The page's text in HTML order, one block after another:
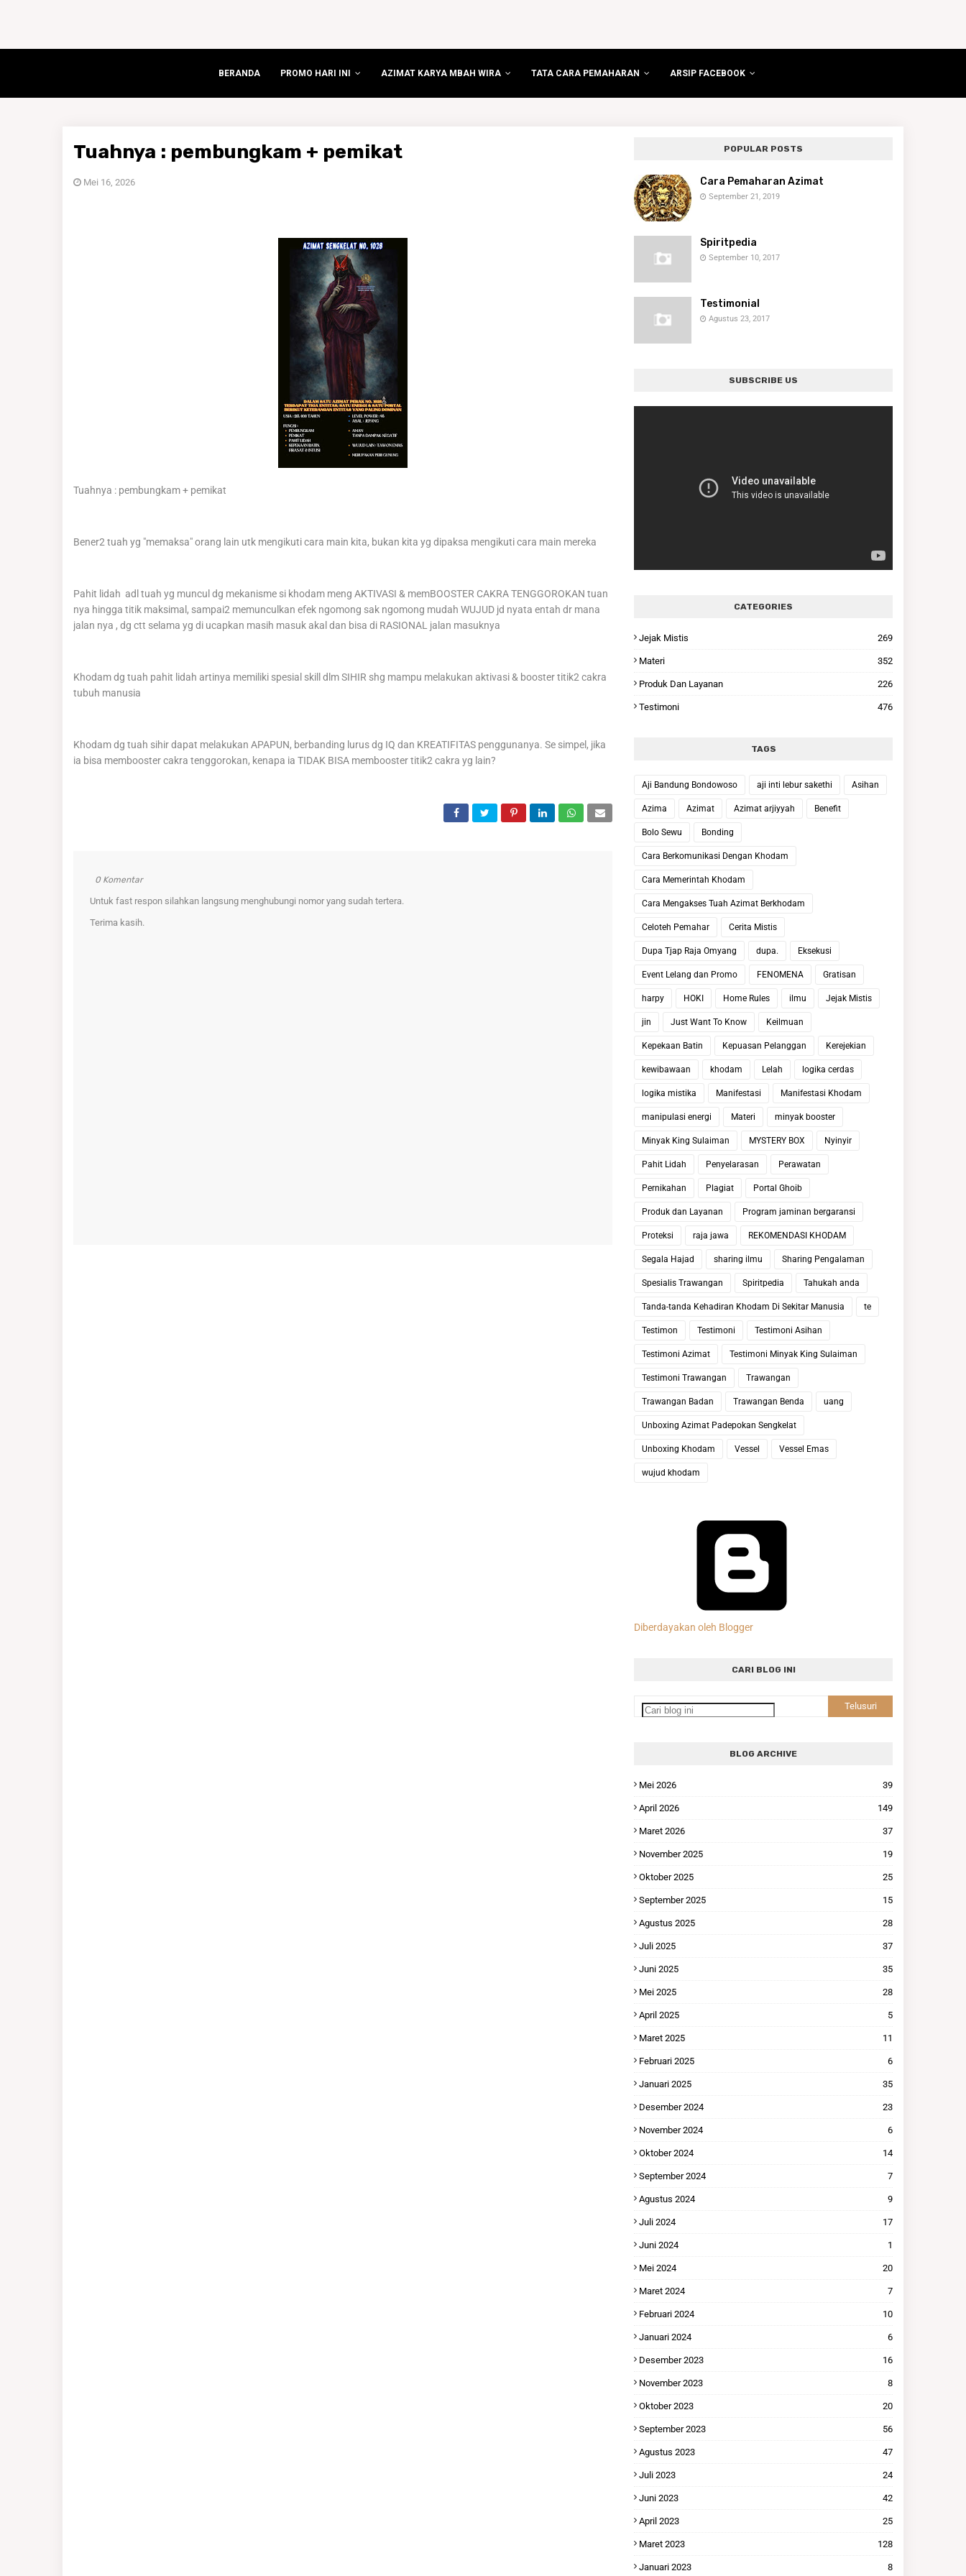
BERANDA PROMO HARI INI AZIMAT KARYA MBAH WIRA TATA CARA PEMAHARAN ARSIP FACEBOOK
Tuahnya : pembungkam + pemikat
Mei 16, 2026
Tuahnya : pembungkam + pemikat
Bener2 tuah yg "memaksa" orang lain utk mengikuti cara main kita, bukan kita yg dipaksa mengikuti cara main mereka
Pahit lidah adl tuah yg muncul dg mekanisme si khodam meng AKTIVASI & memBOOSTER CAKRA TENGGOROKAN tuan
nya hingga titik maksimal, sampai2 memunculkan efek ngomong sak ngomong mudah WUJUD jd nyata entah dr mana
jalan nya , dg ctt selama yg di ucapkan masih masuk akal dan bisa di RASIONAL jalan masuknya
Khodam dg tuah pahit lidah artinya memiliki spesial skill dlm SIHIR shg mampu melakukan aktivasi & booster titik2 cakra
tubuh manusia
Khodam dg tuah sihir dapat melakukan APAPUN, berbanding lurus dg IQ dan KREATIFITAS penggunanya. Se simpel, jika
ia bisa membooster cakra tenggorokan, kenapa ia TIDAK BISA membooster titik2 cakra yg lain?
0 Komentar
Untuk fast respon silahkan langsung menghubungi nomor yang sudah tertera.
Terima kasih.
POPULAR POSTS
Cara Pemaharan Azimat
September 21, 2019
Spiritpedia
September 10, 2017
Testimonial
Agustus 23, 2017
SUBSCRIBE US
CATEGORIES
Jejak Mistis 269
Materi 352
Produk Dan Layanan 226
Testimoni 476
TAGS
Aji Bandung Bondowoso aji inti lebur sakethi Asihan
Azima Azimat Azimat arjiyyah Benefit
Bolo Sewu Bonding
Cara Berkomunikasi Dengan Khodam
Cara Memerintah Khodam
Cara Mengakses Tuah Azimat Berkhodam
Celoteh Pemahar Cerita Mistis
Dupa Tjap Raja Omyang dupa. Eksekusi
Event Lelang dan Promo FENOMENA Gratisan
harpy HOKI Home Rules ilmu Jejak Mistis
jin Just Want To Know Keilmuan
Kepekaan Batin Kepuasan Pelanggan Kerejekian
kewibawaan khodam Lelah logika cerdas
logika mistika Manifestasi Manifestasi Khodam
manipulasi energi Materi minyak booster
Minyak King Sulaiman MYSTERY BOX Nyinyir
Pahit Lidah Penyelarasan Perawatan
Pernikahan Plagiat Portal Ghoib
Produk dan Layanan Program jaminan bergaransi
Proteksi raja jawa REKOMENDASI KHODAM
Segala Hajad sharing ilmu Sharing Pengalaman
Spesialis Trawangan Spiritpedia Tahukah anda
Tanda-tanda Kehadiran Khodam Di Sekitar Manusia te
Testimon Testimoni Testimoni Asihan
Testimoni Azimat Testimoni Minyak King Sulaiman
Testimoni Trawangan Trawangan
Trawangan Badan Trawangan Benda uang
Unboxing Azimat Padepokan Sengkelat
Unboxing Khodam Vessel Vessel Emas
wujud khodam
Diberdayakan oleh Blogger
CARI BLOG INI
BLOG ARCHIVE
Mei 2026 39
April 2026 149
Maret 2026 37
November 2025 19
Oktober 2025 25
September 2025 15
Agustus 2025 28
Juli 2025 37
Juni 2025 35
Mei 2025 28
April 2025 5
Maret 2025 11
Februari 2025 6
Januari 2025 35
Desember 2024 23
November 2024 6
Oktober 2024 14
September 2024 7
Agustus 2024 9
Juli 2024 17
Juni 2024 1
Mei 2024 20
Maret 2024 7
Februari 2024 10
Januari 2024 6
Desember 2023 16
November 2023 8
Oktober 2023 20
September 2023 56
Agustus 2023 47
Juli 2023 24
Juni 2023 42
April 2023 25
Maret 2023 128
Januari 2023 8